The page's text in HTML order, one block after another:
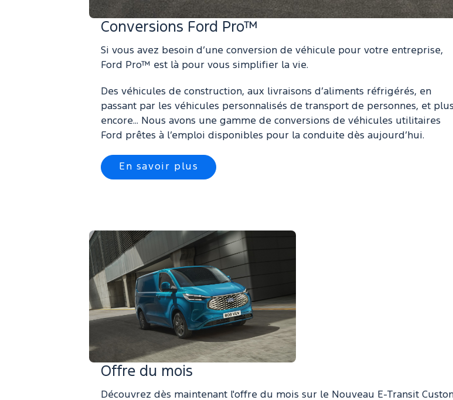
Conversions Ford Pro™
Si vous avez besoin d’une conversion de véhicule pour votre entreprise,
Ford Pro™ est là pour vous simplifier la vie.
Des véhicules de construction, aux livraisons d’aliments réfrigérés, en
passant par les véhicules personnalisés de transport de personnes, et plus
encore... Nous avons une gamme de conversions de véhicules utilitaires
Ford prêtes à l’emploi disponibles pour la conduite dès aujourd’hui.
En savoir plus
Offre du mois
Découvrez dès maintenant l'offre du mois sur le Nouveau E-Transit